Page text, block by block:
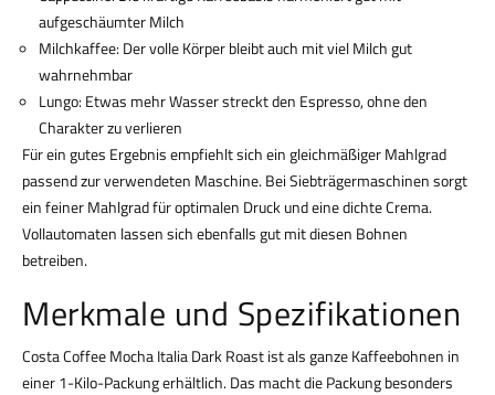
aufgeschäumter Milch
Milchkaffee: Der volle Körper bleibt auch mit viel Milch gut
wahrnehmbar
Lungo: Etwas mehr Wasser streckt den Espresso, ohne den
Charakter zu verlieren
Für ein gutes Ergebnis empfiehlt sich ein gleichmäßiger Mahlgrad
passend zur verwendeten Maschine. Bei Siebträgermaschinen sorgt
ein feiner Mahlgrad für optimalen Druck und eine dichte Crema.
Vollautomaten lassen sich ebenfalls gut mit diesen Bohnen
betreiben.
Merkmale und Spezifikationen
Costa Coffee Mocha Italia Dark Roast ist als ganze Kaffeebohnen in
einer 1-Kilo-Packung erhältlich. Das macht die Packung besonders